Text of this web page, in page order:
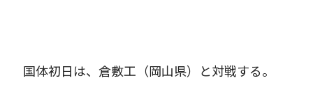
国体初日は、倉敷工（岡山県）と対戦する。